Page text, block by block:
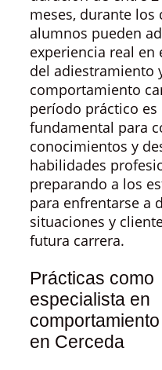
meses, durante los
alumnos pueden
experiencia real en
del adiestramiento
comportamiento
período práctico es
fundamental para
conocimientos y
habilidades
preparando a los
para enfrentarse a
situaciones y
futura carrera.
Prácticas como
especialista en
en Cerceda